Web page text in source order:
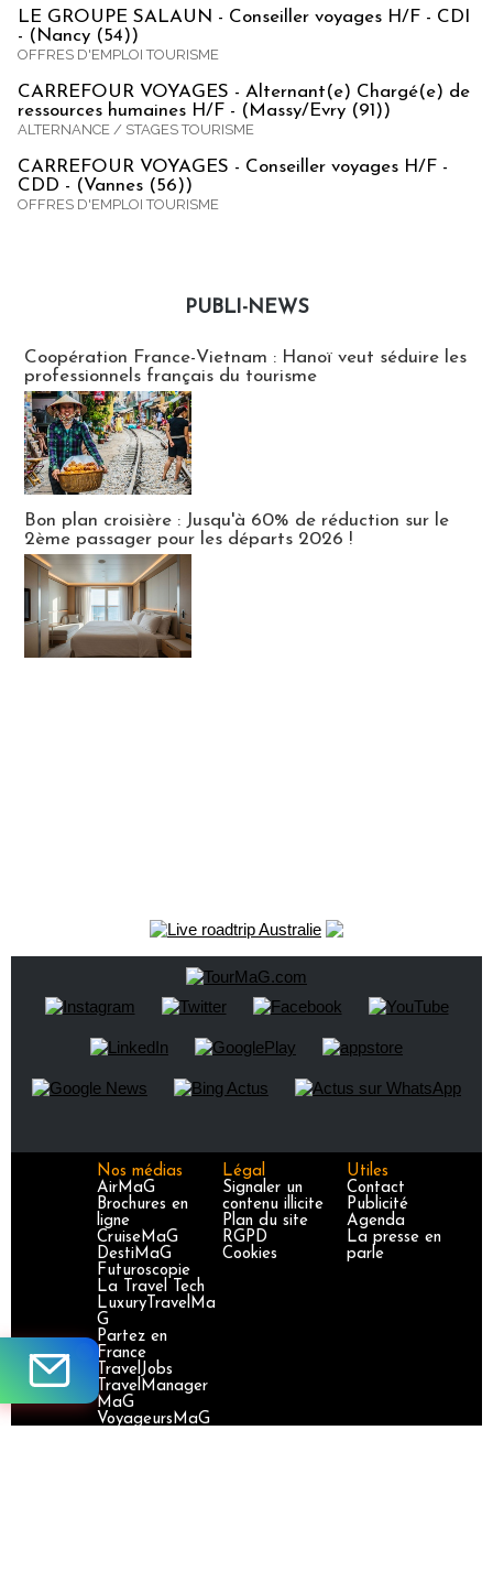
LE GROUPE SALAUN - Conseiller voyages H/F - CDI
- (Nancy (54))
OFFRES D'EMPLOI TOURISME
CARREFOUR VOYAGES - Alternant(e) Chargé(e) de
ressources humaines H/F - (Massy/Evry (91))
ALTERNANCE / STAGES TOURISME
CARREFOUR VOYAGES - Conseiller voyages H/F -
CDD - (Vannes (56))
OFFRES D'EMPLOI TOURISME
PUBLI-NEWS
Coopération France-Vietnam : Hanoï veut séduire les
professionnels français du tourisme
Bon plan croisière : Jusqu'à 60% de réduction sur le
2ème passager pour les départs 2026 !
Nos médias
AirMaG
Brochures en
ligne
CruiseMaG
DestiMaG
Futuroscopie
La Travel Tech
LuxuryTravelMa
G
Partez en
France
TravelJobs
TravelManager
MaG
VoyageursMaG
Légal
Signaler un
contenu illicite
Plan du site
RGPD
Cookies
Utiles
Contact
Publicité
Agenda
La presse en
parle